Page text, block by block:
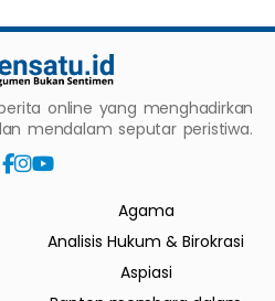
online yang menghadirkan
mendalam seputar peristiwa.
Agama
Analisis Hukum & Birokrasi
Aspiasi